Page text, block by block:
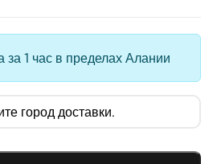
за 1 час в пределах Алании